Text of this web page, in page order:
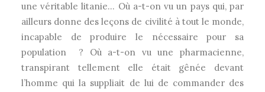
une véritable litanie… Où a-t-on vu un pays qui, par
ailleurs donne des leçons de civilité à tout le monde,
incapable de produire le nécessaire pour sa
population ? Où a-t-on vu une pharmacienne,
transpirant tellement elle était gênée devant
l’homme qui la suppliait de lui de commander des